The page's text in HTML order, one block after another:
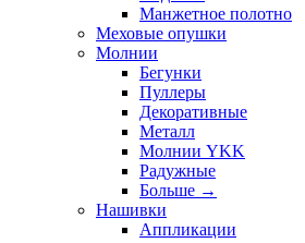
Манжетное полотно
Меховые опушки
Молнии
Бегунки
Пуллеры
Декоративные
Металл
Молнии YKK
Радужные
Больше →
Нашивки
Аппликации